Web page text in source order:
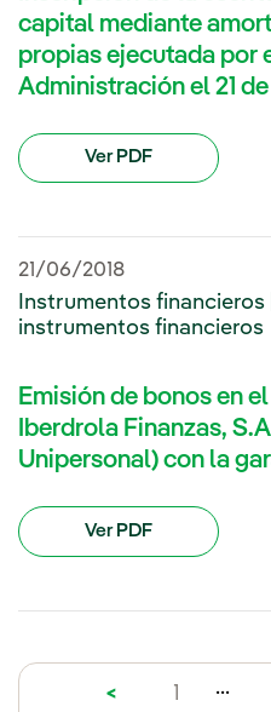
capital mediante
propias ejecutada por
Administración el 21
Ver PDF
21/06/2018
Instrumentos
instrumentos financieros
Emisión de bonos en
Iberdrola Finanzas,
Unipersonal) con la
Ver PDF
< 1 ...